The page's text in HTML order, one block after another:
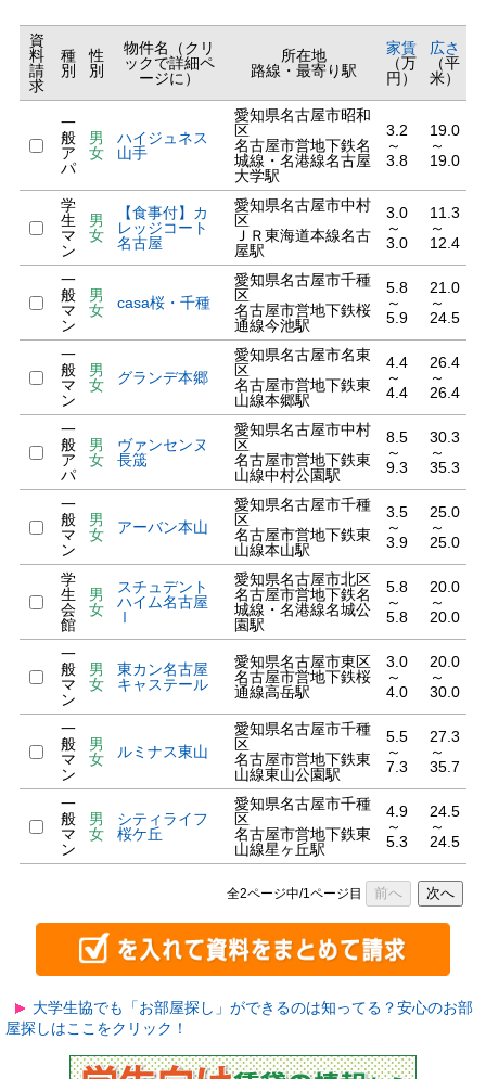
資
料
請
求
種
別
性
別
物件名（クリ
ックで詳細ペ
ージに）
所在地
路線・最寄り駅
家賃
（万
円）
広さ
（平
米）
一
般
ア
パ
男
女
ハイジュネス
山手
愛知県名古屋市昭和
区
名古屋市営地下鉄名
城線・名港線名古屋
大学駅
3.2
～
3.8
19.0
～
19.0
学
生
マ
ン
男
女
【食事付】カ
レッジコート
名古屋
愛知県名古屋市中村
区
ＪＲ東海道本線名古
屋駅
3.0
～
3.0
11.3
～
12.4
一
般
マ
ン
男
女
casa桜・千種
愛知県名古屋市千種
区
名古屋市営地下鉄桜
通線今池駅
5.8
～
5.9
21.0
～
24.5
一
般
マ
ン
男
女
グランデ本郷
愛知県名古屋市名東
区
名古屋市営地下鉄東
山線本郷駅
4.4
～
4.4
26.4
～
26.4
一
般
ア
パ
男
女
ヴァンセンヌ
長筬
愛知県名古屋市中村
区
名古屋市営地下鉄東
山線中村公園駅
8.5
～
9.3
30.3
～
35.3
一
般
マ
ン
男
女
アーバン本山
愛知県名古屋市千種
区
名古屋市営地下鉄東
山線本山駅
3.5
～
3.9
25.0
～
25.0
学
生
会
館
男
女
スチュデント
ハイム名古屋
Ⅰ
愛知県名古屋市北区
名古屋市営地下鉄名
城線・名港線名城公
園駅
5.8
～
5.8
20.0
～
20.0
一
般
マ
ン
男
女
東カン名古屋
キャステール
愛知県名古屋市東区
名古屋市営地下鉄桜
通線高岳駅
3.0
～
4.0
20.0
～
30.0
一
般
マ
ン
男
女
ルミナス東山
愛知県名古屋市千種
区
名古屋市営地下鉄東
山線東山公園駅
5.5
～
7.3
27.3
～
35.7
一
般
マ
ン
男
女
シティライフ
桜ケ丘
愛知県名古屋市千種
区
名古屋市営地下鉄東
山線星ヶ丘駅
4.9
～
5.3
24.5
～
24.5
全2ページ中/1ページ目 前へ 次へ
大学生協でも「お部屋探し」ができるのは知ってる？安心のお部
屋探しはここをクリック！